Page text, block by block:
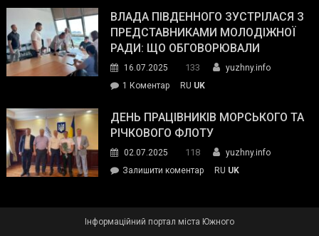
окупанти.
Маємо
діяти
команда
Південного
провів
інспекцію
укриття
ВЛАДА ПІВДЕННОГО ЗУСТРІЛАСЯ З
ПРЕДСТАВНИКАМИ МОЛОДІЖНОЇ
РАДИ: ЩО ОБГОВОРЮВАЛИ
16.07.2025 133
yuzhny.info
1 Коментардо
Південного
зустрілася
представниками
молодіжної
обговорювали
RU UK
ДЕНЬ ПРАЦІВНИКІВ МОРСЬКОГО ТА
РІЧКОВОГО ФЛОТУ
02.07.2025 118
yuzhny.info
Залишити коментарon
RU UK
Інформаційний портал міста Южного